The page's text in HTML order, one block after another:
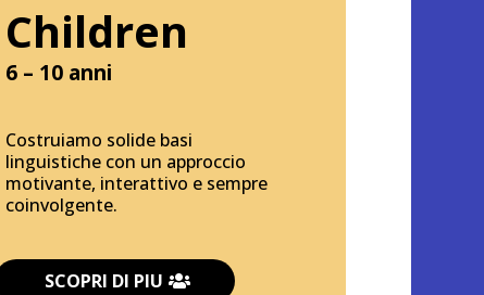
Children
6 – 10 anni
Costruiamo solide basi
linguistiche con un approccio
motivante, interattivo e sempre
coinvolgente.
SCOPRI DI PIU